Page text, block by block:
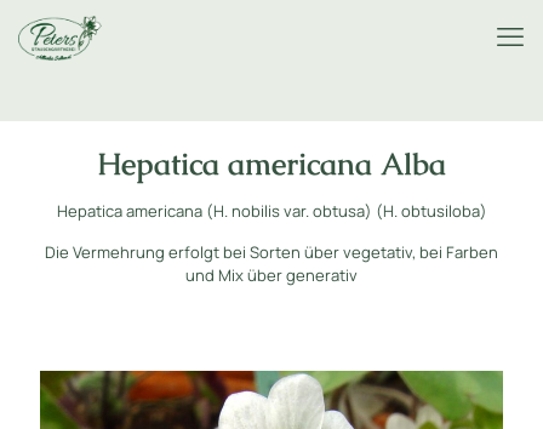
Hepatica americana Alba
Hepatica americana (H. nobilis var. obtusa) (H. obtusiloba)
Die Vermehrung erfolgt bei Sorten über vegetativ, bei Farben
und Mix über generativ